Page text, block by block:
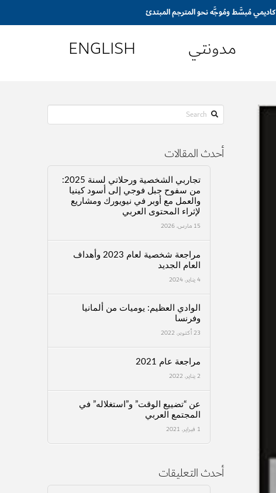
مدونتي ENGLISH
Search
أحدث المقالات
تجاربي الشخصية ورحلاتي لسنة 2025:
من سفوح جبل فوجي إلى أسود كينيا
والعمل مع أوبر في نيويورك ومشاريع
لإثراء المحتوى العربي
15 مارس، 2026
مراجعة شخصية لعام 2023 وأهداف
العام الجديد
4 يناير، 2024
الوادي العظيم: يوميات من ألمانيا
وفرنسا
23 أكتوبر، 2022
مراجعة عام 2021
2 يناير، 2022
عن “تضييع الوقت” و”استغلاله” في
المجتمع العربي
1 فبراير، 2021
أحدث التعليقات